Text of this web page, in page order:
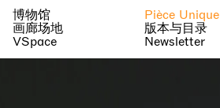
博物馆
画廊场地
VSpace
Pièce Unique
版本与目录
Newsletter